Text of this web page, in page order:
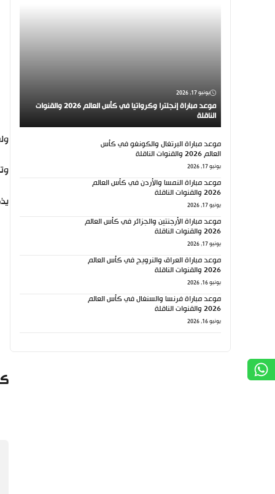
يونيو 17, 2026
موعد مباراة إنجلترا وكرواتيا في كأس العالم 2026 والقنوات
الناقلة
موعد مباراة البرتغال والكونغو في كأس
العالم 2026 والقنوات الناقلة
يونيو 17, 2026
موعد مباراة النمسا والأردن في كأس العالم
2026 والقنوات الناقلة
يونيو 17, 2026
موعد مباراة الأرجنتين والجزائر في كأس العالم
2026 والقنوات الناقلة
يونيو 17, 2026
موعد مباراة العراق والنرويج في كأس العالم
2026 والقنوات الناقلة
يونيو 16, 2026
موعد مباراة فرنسا والسنغال في كأس العالم
2026 والقنوات الناقلة
يونيو 16, 2026